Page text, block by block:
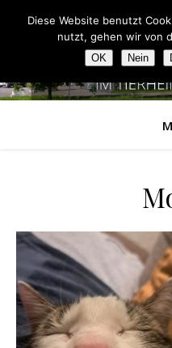
Diese Website benutzt
nutzt, gehen wir von
OK Nein